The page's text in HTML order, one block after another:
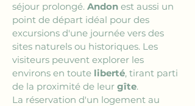
séjour prolongé. Andon est aussi un
point de départ idéal pour des
excursions d'une journée vers des
sites naturels ou historiques. Les
visiteurs peuvent explorer les
environs en toute liberté, tirant parti
de la proximité de leur gîte.
La réservation d'un logement au